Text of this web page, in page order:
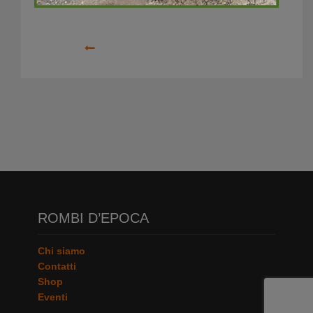
ROMBI D’EPOCA
Chi siamo
Contatti
Shop
Eventi